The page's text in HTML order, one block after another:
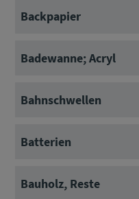
Backpapier
Badewanne; Acryl
Bahnschwellen
Batterien
Bauholz, Reste